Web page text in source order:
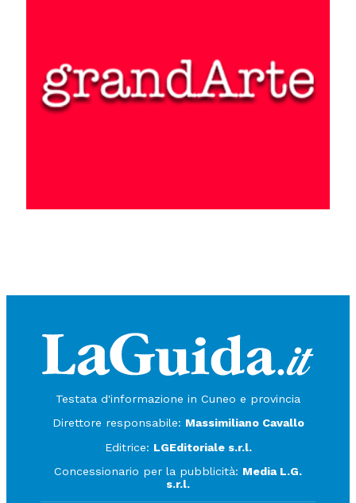
Testata d'informazione in Cuneo e provincia
Direttore responsabile: Massimiliano Cavallo
Editrice: LGEditoriale s.r.l.
Concessionario per la pubblicità: Media L.G.
s.r.l.